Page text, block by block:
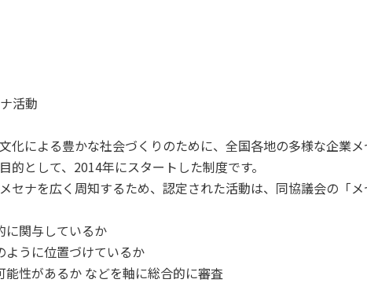
活動
化による豊かな社会づくりのために、全国各地の多様な企業
として、2014年にスタートした制度です。
セナを広く周知するため、認定された活動は、同協議会の「
に関与しているか
ように位置づけているか
能性があるか などを軸に総合的に審査